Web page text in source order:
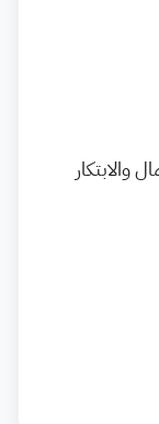
والابتكار